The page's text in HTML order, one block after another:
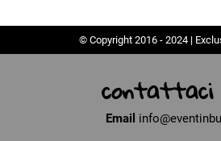
© Copyright 2016 - 2024 |
contattaci
Email